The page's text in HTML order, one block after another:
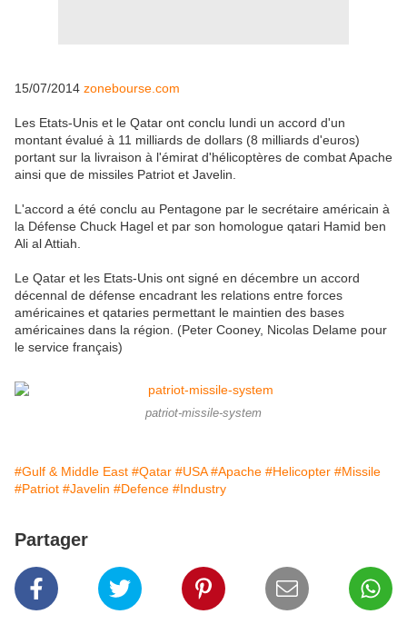
15/07/2014 zonebourse.com
Les Etats-Unis et le Qatar ont conclu lundi un accord d'un
montant évalué à 11 milliards de dollars (8 milliards d'euros)
portant sur la livraison à l'émirat d'hélicoptères de combat Apache
ainsi que de missiles Patriot et Javelin.
L'accord a été conclu au Pentagone par le secrétaire américain à
la Défense Chuck Hagel et par son homologue qatari Hamid ben
Ali al Attiah.
Le Qatar et les Etats-Unis ont signé en décembre un accord
décennal de défense encadrant les relations entre forces
américaines et qataries permettant le maintien des bases
américaines dans la région. (Peter Cooney, Nicolas Delame pour
le service français)
patriot-missile-system
#Gulf & Middle East #Qatar #USA #Apache #Helicopter #Missile
#Patriot #Javelin #Defence #Industry
Partager